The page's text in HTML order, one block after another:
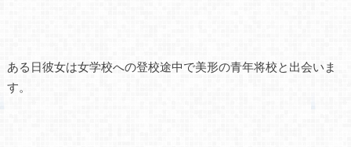
ある日彼女は女学校への登校途中で美形の青年将校と出会いま
す。